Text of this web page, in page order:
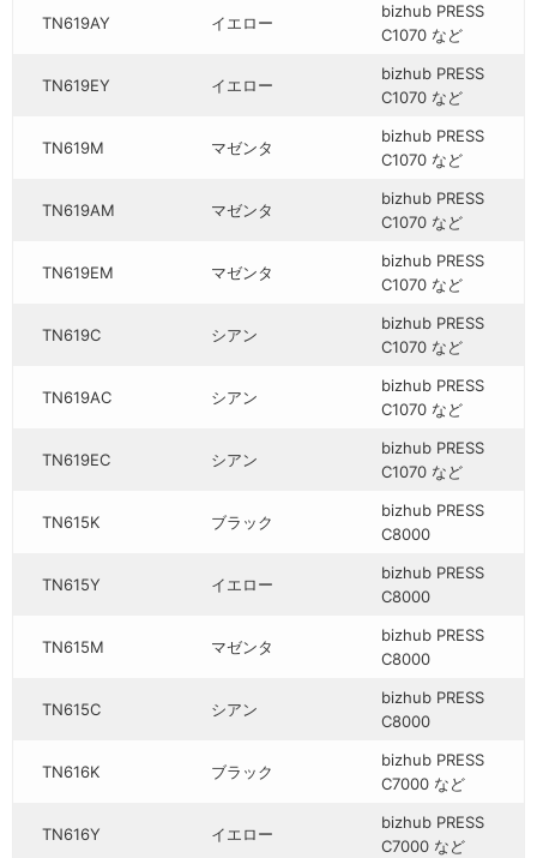
TN619AY イエロー
bizhub PRESS
C1070 など
TN619EY イエロー
bizhub PRESS
C1070 など
TN619M マゼンタ
bizhub PRESS
C1070 など
TN619AM マゼンタ
bizhub PRESS
C1070 など
TN619EM マゼンタ
bizhub PRESS
C1070 など
TN619C シアン
bizhub PRESS
C1070 など
TN619AC シアン
bizhub PRESS
C1070 など
TN619EC シアン
bizhub PRESS
C1070 など
TN615K ブラック
bizhub PRESS
C8000
TN615Y イエロー
bizhub PRESS
C8000
TN615M マゼンタ
bizhub PRESS
C8000
TN615C シアン
bizhub PRESS
C8000
TN616K ブラック
bizhub PRESS
C7000 など
TN616Y イエロー
bizhub PRESS
C7000 など